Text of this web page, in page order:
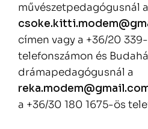
művészetpedagógusnál a
címen vagy a +36/20
telefonszámon és
drámapedagógusnál a
a +36/30 180 1675-ös